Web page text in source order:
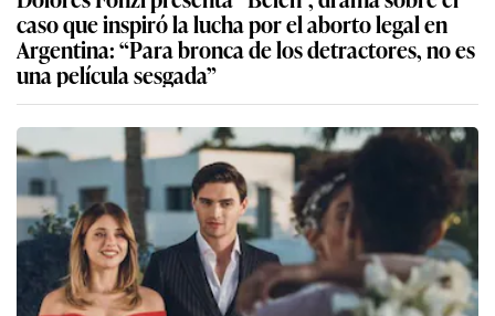
caso que inspiró la lucha por el aborto legal en
Argentina: “Para bronca de los detractores, no es
una película sesgada”